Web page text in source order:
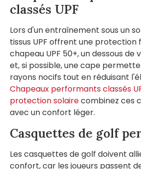
classés UPF
Lors d'un entraînement sous un
tissus UPF offrent une protection
chapeau UPF 50+, un dessous de
et, si possible, une cape
rayons nocifs tout en réduisant
Chapeaux performants classés
protection solairecombinez ces
avec un confort léger.
Casquettes de golf
Les casquettes de golf doivent
confort, car les joueurs passent